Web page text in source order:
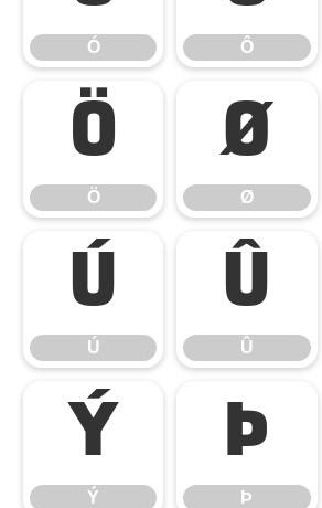
Ó Ô
Ö
Ö
Ø
Ø
Ú
Ú
Û
Û
Ý
Ý
Þ
Þ